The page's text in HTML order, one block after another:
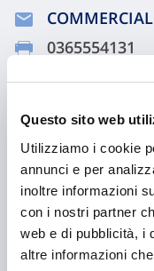
Questo sito web
Utilizziamo i cookie
annunci e per
inoltre informazioni
con i nostri partner
web e di pubblicità, i
altre informazioni
0365554131
Chiama ora